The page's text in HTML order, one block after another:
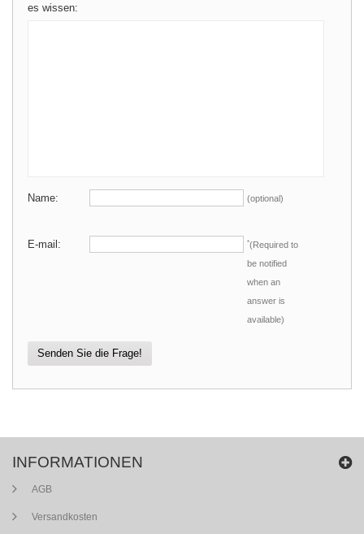
es wissen:
Name: (optional)
E-mail: *(Required to
be notified
when an
answer is
available)
Senden Sie die Frage!
INFORMATIONEN
AGB
Versandkosten